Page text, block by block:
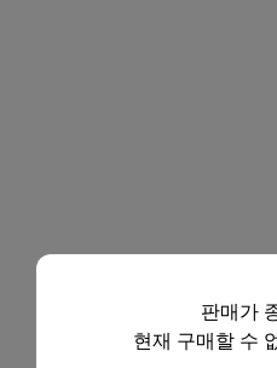
판매가
현재 구매할 수